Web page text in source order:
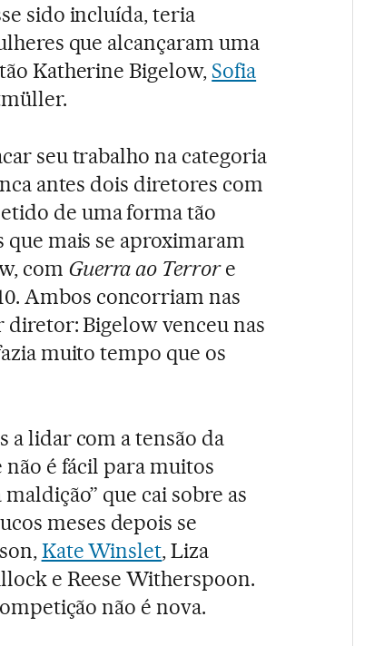
sido incluída, teria
que alcançaram uma
Katherine Bigelow, Sofia
seu trabalho na categoria
antes dois diretores com
de uma forma tão
mais se aproximaram
com Guerra ao Terrore
Ambos concorriam nas
Bigelow venceu nas
muito tempo que os
a lidar com a tensão da
é fácil para muitos
que cai sobre as
meses depois se
Kate Winslet, Liza
e Reese Witherspoon.
não é nova.